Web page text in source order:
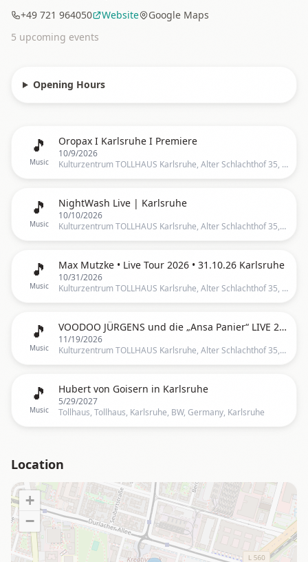
+49 721 964050
Website
Google Maps
5 upcoming events
Opening Hours
🎵
Music
Oropax I Karlsruhe I Premiere
10/9/2026
Kulturzentrum TOLLHAUS Karlsruhe, Alter Schlachthof 35, 76131 Karlsruhe, Deutschland, Karlsruhe
🎵
Music
NightWash Live | Karlsruhe
10/10/2026
Kulturzentrum TOLLHAUS Karlsruhe, Alter Schlachthof 35,Karlsruhe, Germany, Karlsruhe
🎵
Music
Max Mutzke • Live Tour 2026 • 31.10.26 Karlsruhe
10/31/2026
Kulturzentrum TOLLHAUS Karlsruhe, Alter Schlachthof 35, 76131 Karlsruhe, Deutschland, Karlsruhe
🎵
Music
VOODOO JÜRGENS und die „Ansa Panier“ LIVE 2026 • Tollhaus, Karlsruhe
11/19/2026
Kulturzentrum TOLLHAUS Karlsruhe, Alter Schlachthof 35,Karlsruhe, Germany, Karlsruhe
🎵
Music
Hubert von Goisern in Karlsruhe
5/29/2027
Tollhaus, Tollhaus, Karlsruhe, BW, Germany, Karlsruhe
Location
+
−